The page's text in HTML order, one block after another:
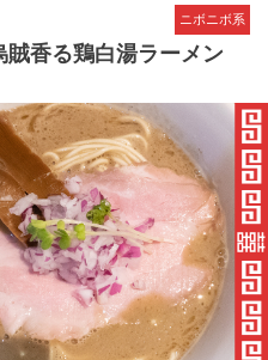
ニボニボ系
賊香る鶏白湯ラーメン